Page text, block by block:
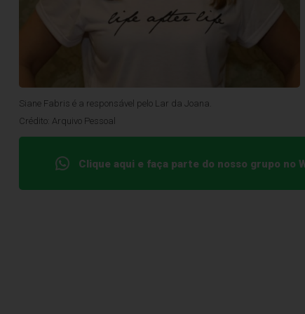
Siane Fabris é a responsável pelo Lar da Joana.
Crédito: Arquivo Pessoal
Clique aqui e faça parte do nosso grupo no